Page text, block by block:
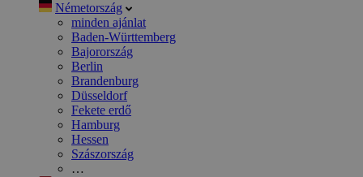
Németország
minden ajánlat
Baden-Württemberg
Bajorország
Berlin
Brandenburg
Düsseldorf
Fekete erdő
Hamburg
Hessen
Szászország
…